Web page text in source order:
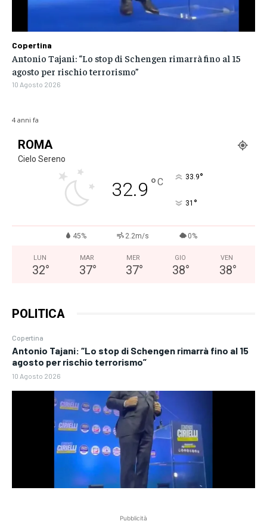
ROMA
Cielo Sereno
32.9 °C 33.9°
31 °
45% 2.2m/s 0%
LUN
32°
MAR
37°
MER
37°
GIO
38°
VEN
38°
POLITICA
Copertina
Antonio Tajani: “Lo stop di Schengen rimarrà fino al 15
agosto per rischio terrorismo”
10 Agosto 2026
Pubblicità
4 anni fa
Copertina
Antonio Tajani: “Lo stop di Schengen rimarrà fino al 15
agosto per rischio terrorismo”
10 Agosto 2026